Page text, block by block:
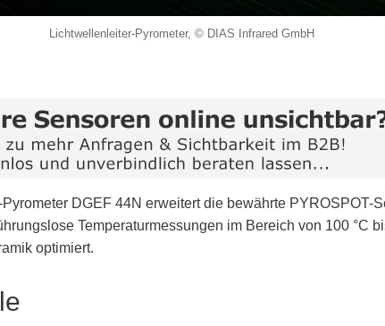
Lichtwellenleiter-Pyrometer, © DIAS Infrared GmbH
DGEF 44N erweitert die bewährte PYROSPOT-
Temperaturmessungen im Bereich von 100 °C
optimiert.